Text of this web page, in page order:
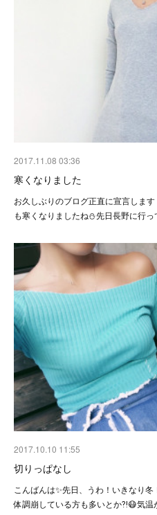
2017.11.08 03:36
寒くなりました
お久しぶりのブログ正直に宣言しま
も寒くなりましたね⛄️先日長野に行
2017.10.10 11:55
切りっぱなし
こんばんは✨先日、うわ！いきなり
体調崩している方も多いとか⁈😷気